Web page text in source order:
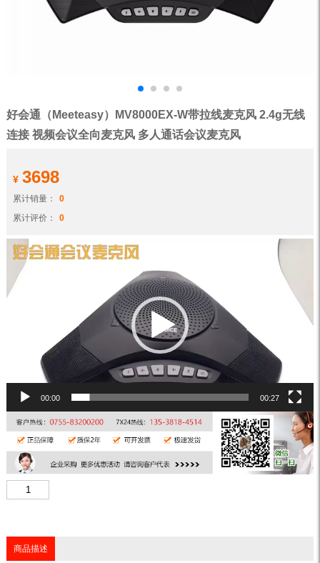
好会通（Meeteasy）MV8000EX-W带拉线麦克风 2.4g无线
连接 视频会议全向麦克风 多人通话会议麦克风
¥ 3698
累计销量：
0
累计评价：
0
00:00 00:27
商品描述